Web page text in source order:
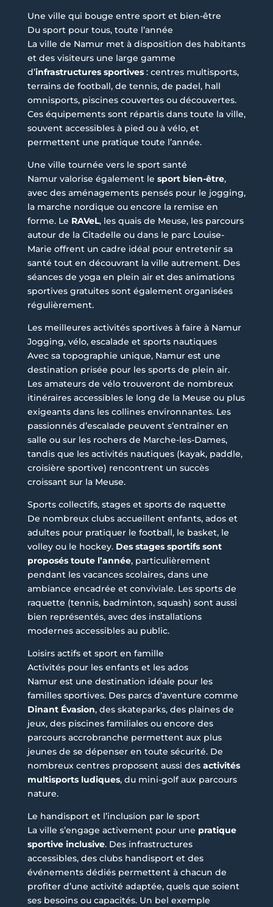
Une ville qui bouge entre sport et bien-être
Du sport pour tous, toute l’année
La ville de Namur met à disposition des habitants
et des visiteurs une large gamme
d’infrastructures sportives: centres multisports,
terrains de football, de tennis, de padel, hall
omnisports, piscines couvertes ou découvertes.
Ces équipements sont répartis dans toute la ville,
souvent accessibles à pied ou à vélo, et
permettent une pratique toute l’année.
Une ville tournée vers le sport santé
Namur valorise également le sport bien-être,
avec des aménagements pensés pour le jogging,
la marche nordique ou encore la remise en
forme. Le RAVeL, les quais de Meuse, les parcours
autour de la Citadelle ou dans le parc Louise-
Marie offrent un cadre idéal pour entretenir sa
santé tout en découvrant la ville autrement. Des
séances de yoga en plein air et des animations
sportives gratuites sont également organisées
régulièrement.
Les meilleures activités sportives à faire à Namur
Jogging, vélo, escalade et sports nautiques
Avec sa topographie unique, Namur est une
destination prisée pour les sports de plein air.
Les amateurs de vélo trouveront de nombreux
itinéraires accessibles le long de la Meuse ou plus
exigeants dans les collines environnantes. Les
passionnés d’escalade peuvent s’entraîner en
salle ou sur les rochers de Marche-les-Dames,
tandis que les activités nautiques (kayak, paddle,
croisière sportive) rencontrent un succès
croissant sur la Meuse.
Sports collectifs, stages et sports de raquette
De nombreux clubs accueillent enfants, ados et
adultes pour pratiquer le football, le basket, le
volley ou le hockey. Des stages sportifs sont
proposés toute l’année, particulièrement
pendant les vacances scolaires, dans une
ambiance encadrée et conviviale. Les sports de
raquette (tennis, badminton, squash) sont aussi
bien représentés, avec des installations
modernes accessibles au public.
Loisirs actifs et sport en famille
Activités pour les enfants et les ados
Namur est une destination idéale pour les
familles sportives. Des parcs d’aventure comme
Dinant Évasion, des skateparks, des plaines de
jeux, des piscines familiales ou encore des
parcours accrobranche permettent aux plus
jeunes de se dépenser en toute sécurité. De
nombreux centres proposent aussi des activités
multisports ludiques, du mini-golf aux parcours
nature.
Le handisport et l’inclusion par le sport
La ville s’engage activement pour une pratique
sportive inclusive. Des infrastructures
accessibles, des clubs handisport et des
événements dédiés permettent à chacun de
profiter d’une activité adaptée, quels que soient
ses besoins ou capacités. Un bel exemple